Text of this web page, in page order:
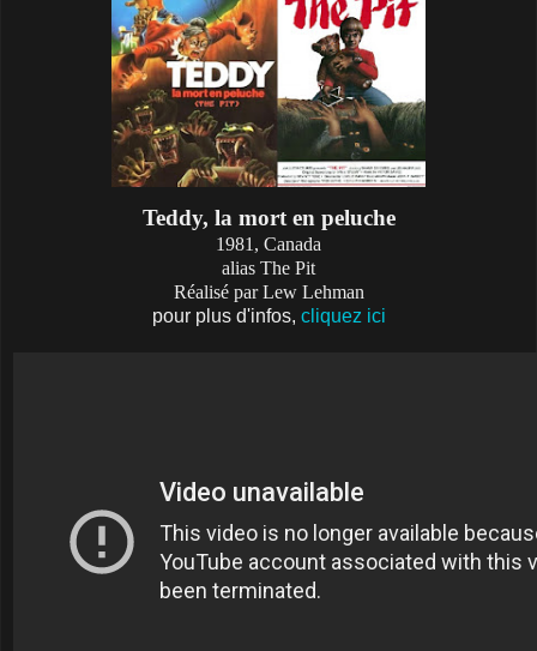
Teddy, la mort en peluche
1981, Canada
alias The Pit
Réalisé par Lew Lehman
pour plus d'infos, cliquez ici